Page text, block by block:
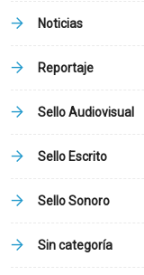
Noticias
Reportaje
Sello Audiovisual
Sello Escrito
Sello Sonoro
Sin categoría